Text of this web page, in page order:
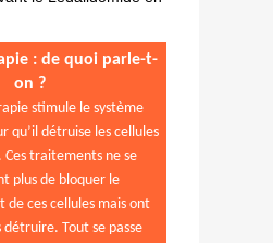
: de quoi parle-t-
on ?
stimule le système
qu’il détruise les cellules
Ces traitements ne se
plus de bloquer le
de ces cellules mais ont
détruire. Tout se passe